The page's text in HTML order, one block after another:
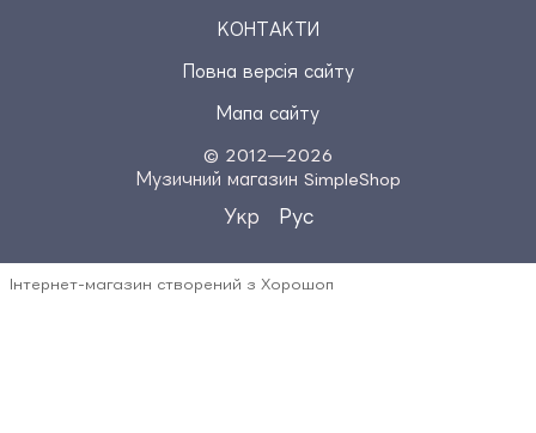
КОНТАКТИ
Повна версія сайту
Мапа сайту
© 2012—2026
Музичний магазин SimpleShop
Укр Рус
Інтернет-магазин створений з Хорошоп